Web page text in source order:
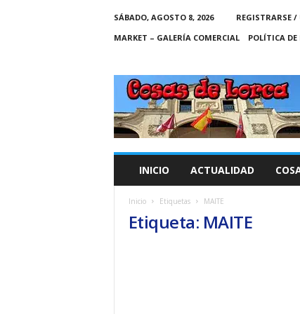
SÁBADO, AGOSTO 8, 2026
REGISTRARSE /
MARKET – GALERÍA COMERCIAL
POLÍTICA
C
A
S
INICIO ACTUALIDAD
Inicio Etiquetas MAITE
Etiqueta: MAITE